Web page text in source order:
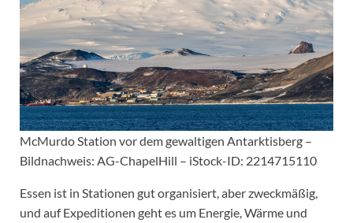
McMurdo Station vor dem gewaltigen Antarktisberg –
Bildnachweis: AG-ChapelHill – iStock-ID: 2214715110
Essen ist in Stationen gut organisiert, aber zweckmäßig,
und auf Expeditionen geht es um Energie, Wärme und